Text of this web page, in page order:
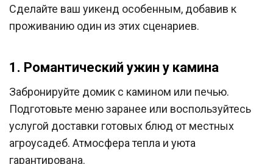
Сделайте ваш уикенд особенным, добавив к
проживанию один из этих сценариев.
1. Романтический ужин у камина
Забронируйте домик с камином или печью.
Подготовьте меню заранее или воспользуйтесь
услугой доставки готовых блюд от местных
агроусадеб. Атмосфера тепла и уюта
гарантирована.